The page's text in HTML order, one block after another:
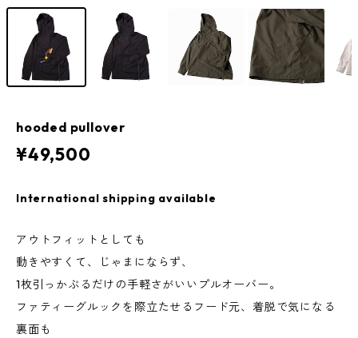
hooded pullover
¥49,500
International shipping available
アウトフィットとしても
動きやすくて、じゃまにならず、
1枚引っかぶるだけの手軽さがいいプルオーバー。
ファティーグルックを際立たせるフード元、着脱で気になる
裏面も